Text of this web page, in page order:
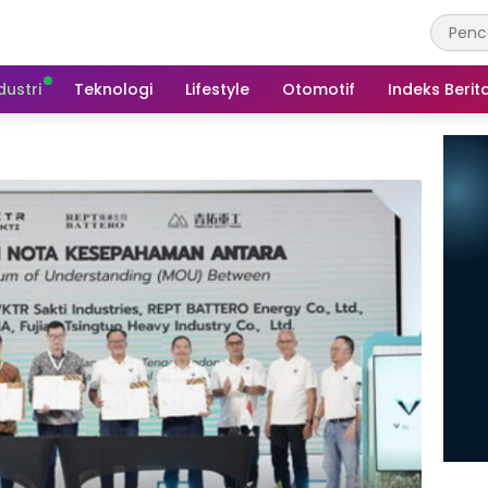
Teknologi Lifestyle Otomotif Indeks